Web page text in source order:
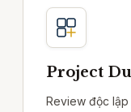
Project
Review độc